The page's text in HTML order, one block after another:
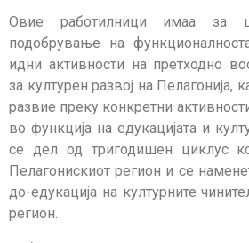
Овие работилници имаа за
подобрување на
идни активности на претходно
за културен развој на Пелагонија,
развие преку конкретни
во функција на едукацијата и
се дел од тригодишен циклус
Пелагонискиот регион и се
до-едукација на културните
регион.